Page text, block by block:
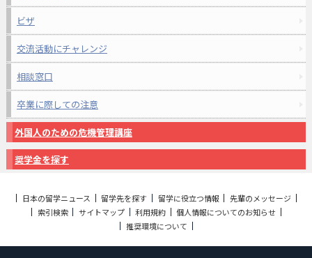
ビザ
交流活動にチャレンジ
相談窓口
卒業に際しての注意
外国人のための危機管理講座
奨学金を探す
日本の留学ニュース 留学先を探す 留学に役立つ情報
先輩のメッセージ
索引検索
サイトマップ 利用規約
個人情報についてのお知らせ
推奨環境について